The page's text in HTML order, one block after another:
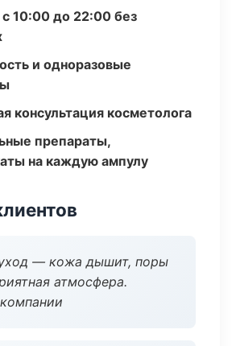
10:00 до 22:00 без
и одноразовые
консультация косметолога
препараты,
на каждую ампулу
— кожа дышит, поры
атмосфера.